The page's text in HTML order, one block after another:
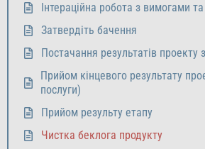
Інтераційна робота з вимогами
Затвердіть бачення
Постачання результатів проекту
Прийом кінцевого результату
послуги)
Прийом результу етапу
Чистка беклога продукту